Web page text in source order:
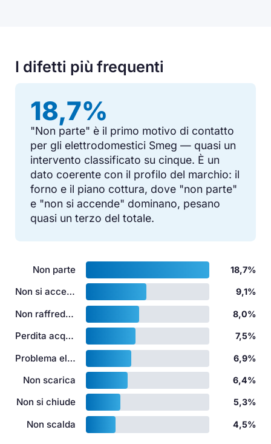
I difetti più frequenti
18,7%
"Non parte" è il primo motivo di contatto
per gli elettrodomestici Smeg — quasi un
intervento classificato su cinque. È un
dato coerente con il profilo del marchio: il
forno e il piano cottura, dove "non parte"
e "non si accende" dominano, pesano
quasi un terzo del totale.
Non parte 18,7%
Non si accende 9,1%
Non raffredda 8,0%
Perdita acqua 7,5%
Problema elettrico 6,9%
Non scarica 6,4%
Non si chiude 5,3%
Non scalda 4,5%